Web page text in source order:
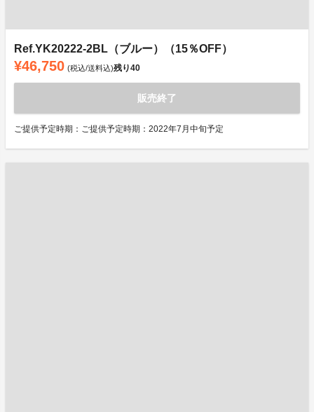
Ref.YK20222-2BL（ブルー）（15％OFF）
¥46,750 (税込/送料込)残り40
販売終了
ご提供予定時期：ご提供予定時期：2022年7月中旬予定